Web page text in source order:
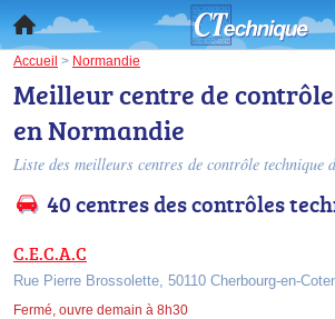
Accueil > Normandie
Meilleur centre de
en Normandie
Liste des meilleurs centres de contrôle technique
40 centres des contrôles
C.E.C.A.C
Rue Pierre Brossolette, 50110 Cherbourg-en-
Fermé, ouvre demain à 8h30